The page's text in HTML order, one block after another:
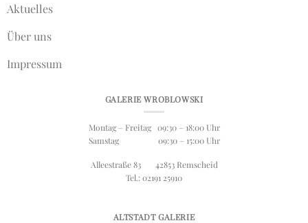
Aktuelles
Über uns
Impressum
GALERIE WROBLOWSKI
Montag – Freitag 09:30 – 18:00 Uhr
Samstag 09:30 – 15:00 Uhr
Alleestraße 83 42853 Remscheid
Tel.: 02191 25910
ALTSTADT GALERIE